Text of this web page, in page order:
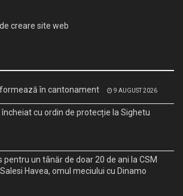
creare site web
în cantonament 9 AUGUST 2026
cu ordin de protecție la Sighetu
pentru un tânăr de doar 20 de ani la CSM
Havea, omul meciului cu Dinamo